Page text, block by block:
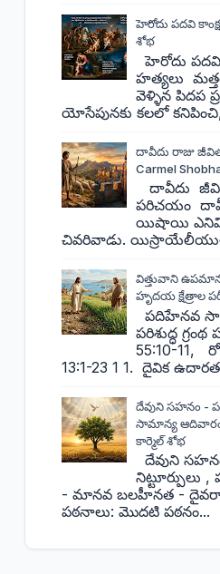
హెరోదు పదవి
శోభ
హెరోదు పదవి
హత్యలు
వెళ్ళిన పిదప
యోసేపునకు కలలో కనిపించి,
దావీదు రాజు జీవిత
Carmel
దావీదు
పరిచయం
యిషాయి
చివరివాడు.
విత్తువాని
హృదయ క్షేత్రాల
పదిహేనవ
పరిశుద్ధ
55:10-11,
13:1-23 1 1. దైవిక
దేవుని సహనం -
సామాన్య ఆదివారం
కార్మెల్ శోభ
దేవుని
నిట్టూర్పులు
- మానవ బలహీనత - దైవరాజ్య
పఠనాలు: మొదటి పఠనం...